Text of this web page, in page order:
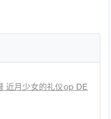
近月少女的礼仪op DE